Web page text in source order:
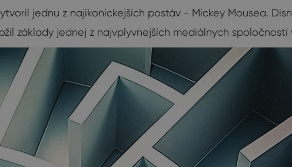
jednu z najikonickejších postáv - Mickey Mousea.
základy jednej z najvplyvnejších mediálnych spoločností